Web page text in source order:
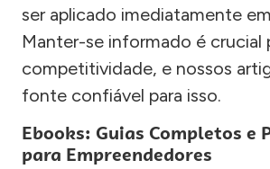
ser aplicado imediatamente
Manter-se informado é crucial
competitividade, e nossos
fonte confiável para isso.
Ebooks: Guias Completos e
para Empreendedores